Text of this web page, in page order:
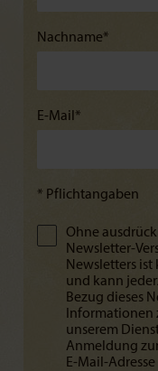
Nachname*
E-Mail*
* Pflichtangaben
Ohne
Newsletter-
Newsletters
und kann
Bezug dieses
Informationen
unserem
Anmeldung
E-Mail-